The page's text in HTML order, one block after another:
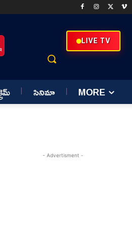
LIVE TV
సినిమా MORE
- Advertisment -